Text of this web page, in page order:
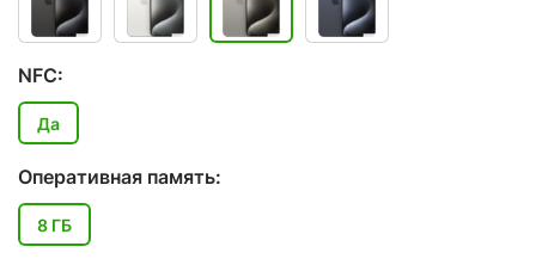
NFC:
Да
Оперативная память:
8 ГБ